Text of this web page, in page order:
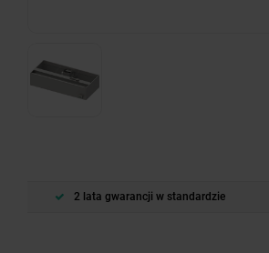
2 lata gwarancji w standardzie